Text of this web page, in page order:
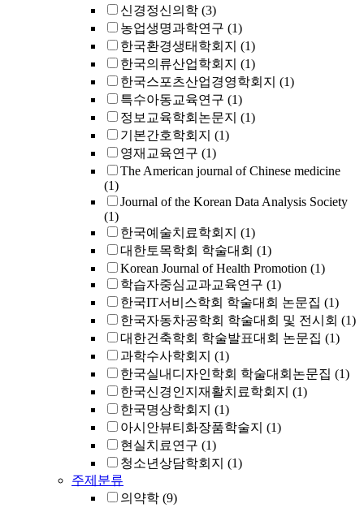
신경정신의학 (3)
농업생명과학연구 (1)
한국환경생태학회지 (1)
한국의류산업학회지 (1)
한국스포츠산업경영학회지 (1)
특수아동교육연구 (1)
정보교육학회논문지 (1)
기본간호학회지 (1)
영재교육연구 (1)
The American journal of Chinese medicine
(1)
Journal of the Korean Data Analysis Society
(1)
한국예술치료학회지 (1)
대한토목학회 학술대회 (1)
Korean Journal of Health Promotion (1)
학습자중심교과교육연구 (1)
한국IT서비스학회 학술대회 논문집 (1)
한국자동차공학회 학술대회 및 전시회 (1)
대한건축학회 학술발표대회 논문집 (1)
과학수사학회지 (1)
한국실내디자인학회 학술대회논문집 (1)
한국신경인지재활치료학회지 (1)
한국명상학회지 (1)
아시안뷰티화장품학술지 (1)
현실치료연구 (1)
청소년상담학회지 (1)
주제분류
의약학 (9)